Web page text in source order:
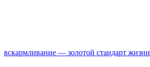
вскармливание — золотой стандарт жизни